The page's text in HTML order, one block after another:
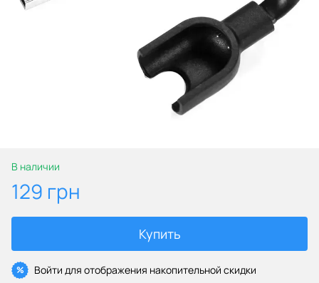
В наличии
129 грн
Купить
% Войти для отображения накопительной скидки